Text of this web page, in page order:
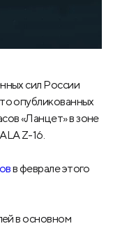
сил России
опубликованных
«Ланцет» в зоне
Z-16.
в феврале этого
в основном